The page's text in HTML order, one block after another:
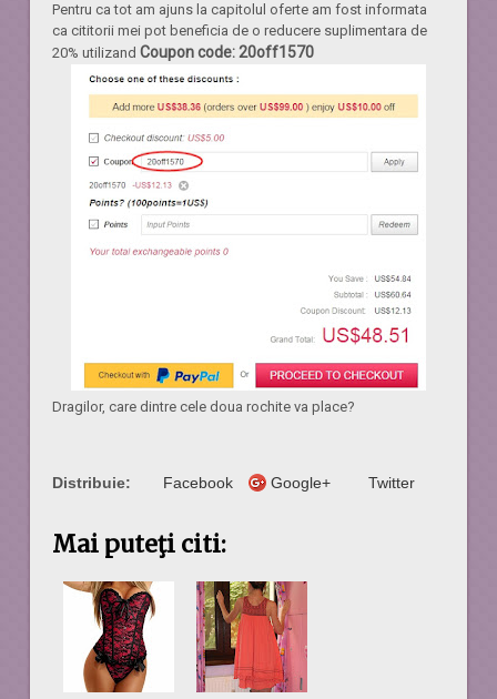
Pentru ca tot am ajuns la capitolul oferte am fost informata
ca cititorii mei pot beneficia de o reducere suplimentara de
20% utilizand Coupon code: 20off1570
Dragilor, care dintre cele doua rochite va place?
Distribuie: Facebook Google+ Twitter
Mai puteţi citi: